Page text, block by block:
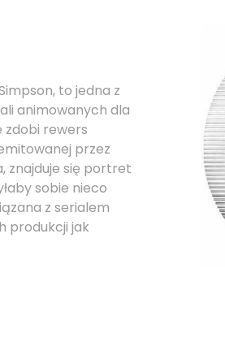
to jedna z
animowanych dla
rewers
przez
znajduje się portret
sobie nieco
z serialem
produkcji jak